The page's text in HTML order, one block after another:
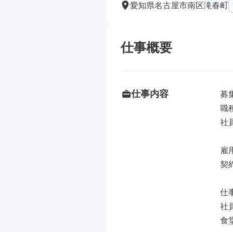
愛知県名古屋市南区滝春町
仕事概要
仕事内容
募
職
社
雇
契
仕
社
食